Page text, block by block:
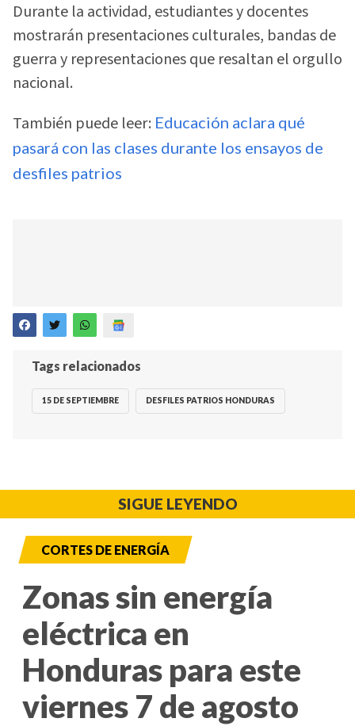
Durante la actividad, estudiantes y docentes
mostrarán presentaciones culturales, bandas de
guerra y representaciones que resaltan el orgullo
nacional.
También puede leer: Educación aclara qué
pasará con las clases durante los ensayos de
desfiles patrios
Tags relacionados
15 DE SEPTIEMBRE DESFILES PATRIOS HONDURAS
SIGUE LEYENDO
CORTES DE ENERGÍA
Zonas sin energía
eléctrica en
Honduras para este
viernes 7 de agosto